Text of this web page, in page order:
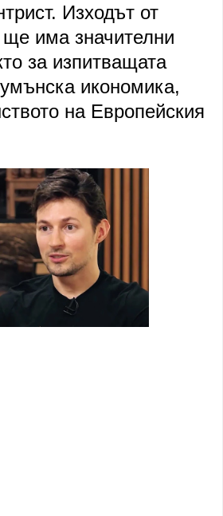
Изходът от
има значителни
за изпитващата
икономика,
на Европейския